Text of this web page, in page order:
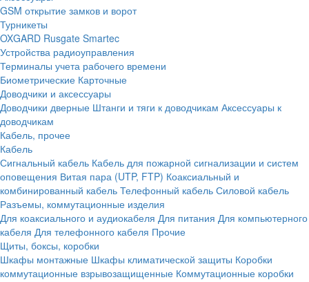
GSM открытие замков и ворот
Турникеты
OXGARD Rusgate Smartec
Устройства радиоуправления
Терминалы учета рабочего времени
Биометрические Карточные
Доводчики и аксессуары
Доводчики дверные Штанги и тяги к доводчикам Аксессуары к
доводчикам
Кабель, прочее
Кабель
Сигнальный кабель Кабель для пожарной сигнализации и систем
оповещения Витая пара (UTP, FTP) Коаксиальный и
комбинированный кабель Телефонный кабель Силовой кабель
Разъемы, коммутационные изделия
Для коаксиального и аудиокабеля Для питания Для компьютерного
кабеля Для телефонного кабеля Прочие
Щиты, боксы, коробки
Шкафы монтажные Шкафы климатической защиты Коробки
коммутационные взрывозащищенные Коммутационные коробки